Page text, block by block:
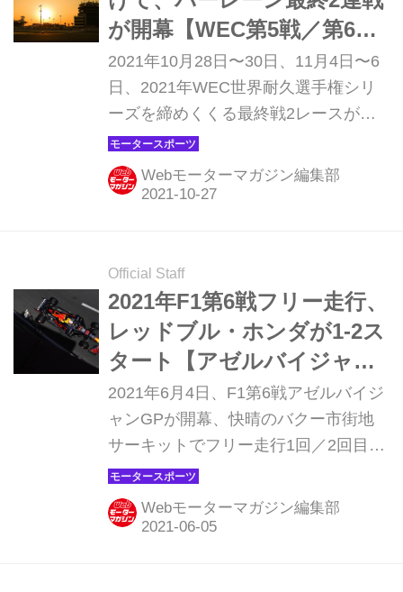
が開幕【WEC第5戦／第6
戦】
2021年10月28日〜30日、11月4日〜6
日、2021年WEC世界耐久選手権シリ
ーズを締めくくる最終戦2レースが、
バーレーン サヒールのバーレーン・イ
ンターナショナル・サーキットで開催
される。トヨタは今季これまでの4戦
てこの最後の2戦に臨むことになる。
Webモーターマガジン編集部
Official Staff
2021年F1第6戦フリー走行、
レッドブル・ホンダが1-2ス
タート【アゼルバイジャン
GP】
2021年6月4日、F1第6戦アゼルバイジ
ャンGPが開幕、快晴のバクー市街地
サーキットでフリー走行1回／2回目が
行われ、レッドブル・ホンダのセルジ
オ・ペレスが初日のトップタイムをマ
ーク。2番手にマックス・フェルスタ
Webモーターマガジン編集部